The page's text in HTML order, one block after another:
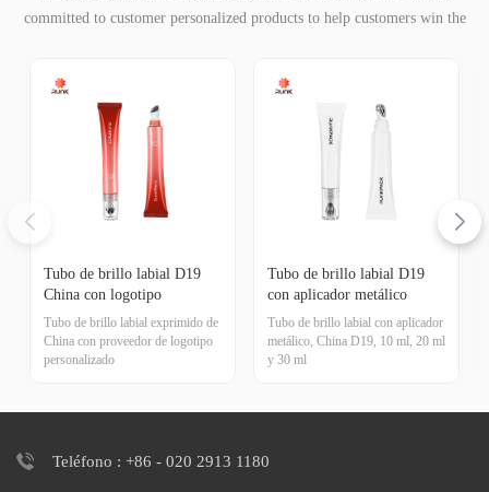
committed to customer personalized products to help customers win the
Tubo de brillo labial D19
China con logotipo
personalizado
Tubo de brillo labial exprimido de
China con proveedor de logotipo
personalizado
Tubo de brillo labial D19
con aplicador metálico
Tubo de brillo labial con aplicador
metálico, China D19, 10 ml, 20 ml
y 30 ml
Teléfono : +86 - 020 2913 1180